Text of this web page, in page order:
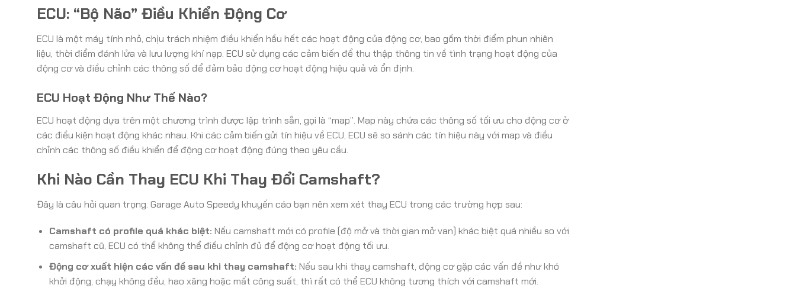
ECU: “Bộ Não” Điều Khiển Động Cơ
ECU là một máy tính nhỏ, chịu trách nhiệm điều khiển hầu hết các hoạt động của động cơ, bao gồm thời điểm phun nhiên
liệu, thời điểm đánh lửa và lưu lượng khí nạp. ECU sử dụng các cảm biến để thu thập thông tin về tình trạng hoạt động của
động cơ và điều chỉnh các thông số để đảm bảo động cơ hoạt động hiệu quả và ổn định.
ECU Hoạt Động Như Thế Nào?
ECU hoạt động dựa trên một chương trình được lập trình sẵn, gọi là “map”. Map này chứa các thông số tối ưu cho động cơ ở
các điều kiện hoạt động khác nhau. Khi các cảm biến gửi tín hiệu về ECU, ECU sẽ so sánh các tín hiệu này với map và điều
chỉnh các thông số điều khiển để động cơ hoạt động đúng theo yêu cầu.
Khi Nào Cần Thay ECU Khi Thay Đổi Camshaft?
Đây là câu hỏi quan trọng. Garage Auto Speedy khuyến cáo bạn nên xem xét thay ECU trong các trường hợp sau:
Camshaft có profile quá khác biệt: Nếu camshaft mới có profile (độ mở và thời gian mở van) khác biệt quá nhiều so với
camshaft cũ, ECU có thể không thể điều chỉnh đủ để động cơ hoạt động tối ưu.
Động cơ xuất hiện các vấn đề sau khi thay camshaft: Nếu sau khi thay camshaft, động cơ gặp các vấn đề như khó
khởi động, chạy không đều, hao xăng hoặc mất công suất, thì rất có thể ECU không tương thích với camshaft mới.